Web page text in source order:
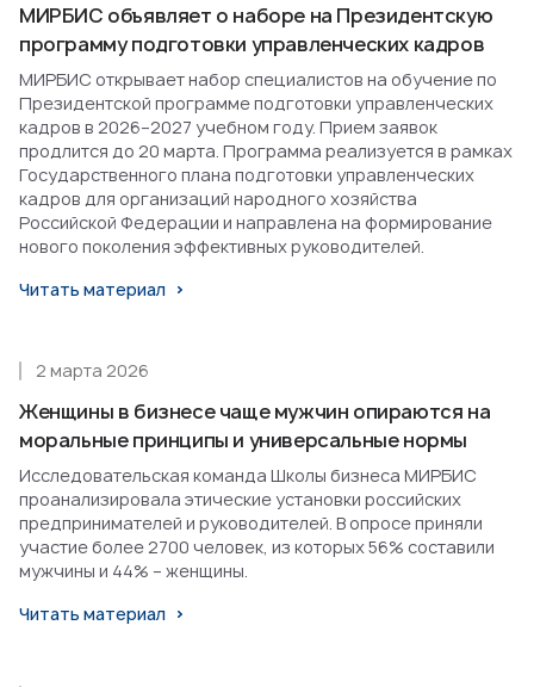
МИРБИС объявляет о наборе на Президентскую
программу подготовки управленческих кадров
МИРБИС открывает набор специалистов на обучение по
Президентской программе подготовки управленческих
кадров в 2026–2027 учебном году. Прием заявок
продлится до 20 марта. Программа реализуется в рамках
Государственного плана подготовки управленческих
кадров для организаций народного хозяйства
Российской Федерации и направлена на формирование
нового поколения эффективных руководителей.
Читать материал
Женщины в бизнесе чаще мужчин опираются на
моральные принципы и универсальные нормы
2 марта 2026
Исследовательская команда Школы бизнеса МИРБИС
проанализировала этические установки российских
предпринимателей и руководителей. В опросе приняли
участие более 2700 человек, из которых 56% составили
мужчины и 44% – женщины.
Читать материал